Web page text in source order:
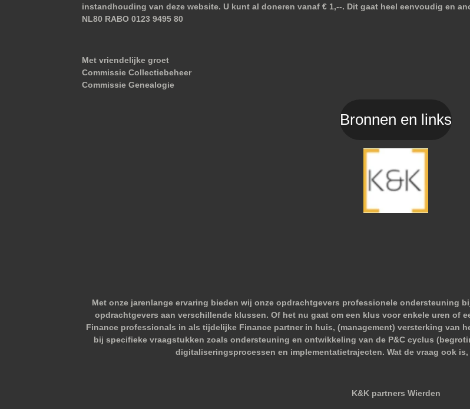
instandhouding van deze website. U kunt al doneren vanaf € 1,--. Dit gaat heel eenvoudig en
NL80 RABO 0123 9495 80
Met vriendelijke groet
Commissie Collectiebeheer
Commissie Genealogie
Bronnen en links
Met onze jarenlange ervaring bieden wij onze opdrachtgevers professionele ondersteuning
opdrachtgevers aan verschillende klussen. Of het nu gaat om een klus voor enkele uren of
Finance professionals in als tijdelijke Finance partner in huis, (management) versterking van
bij specifieke vraagstukken zoals ondersteuning en ontwikkeling van de P&C cyclus
digitaliseringsprocessen en implementatietrajecten. Wat de vraag ook
K&K partners Wierden